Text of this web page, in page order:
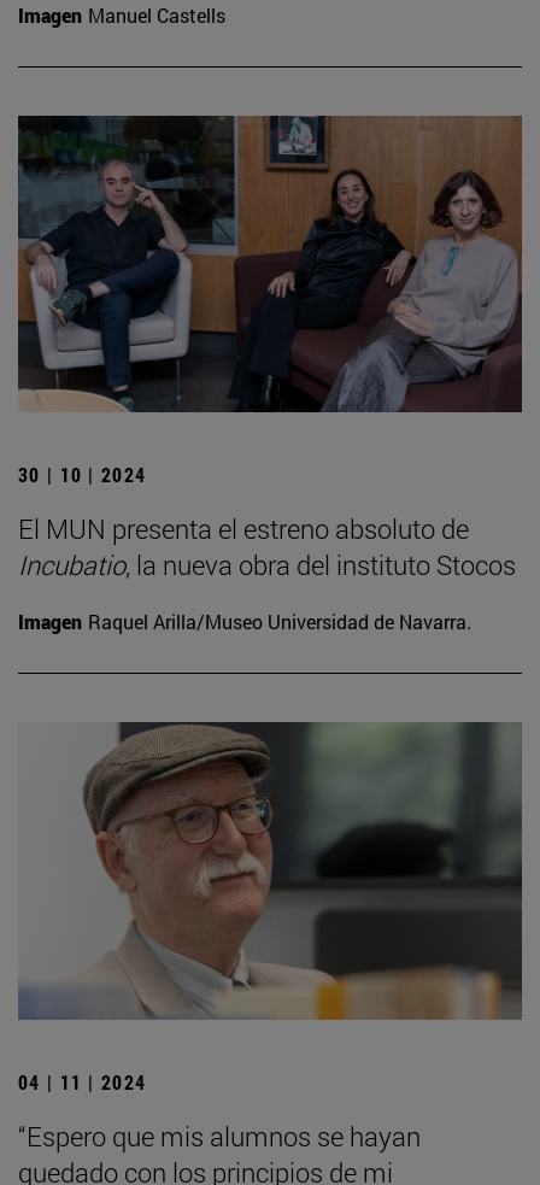
Imagen Manuel Castells
30 | 10 | 2024
El MUN presenta el estreno absoluto de
Incubatio, la nueva obra del instituto Stocos
Imagen Raquel Arilla/Museo Universidad de Navarra.
04 | 11 | 2024
“Espero que mis alumnos se hayan
quedado con los principios de mi